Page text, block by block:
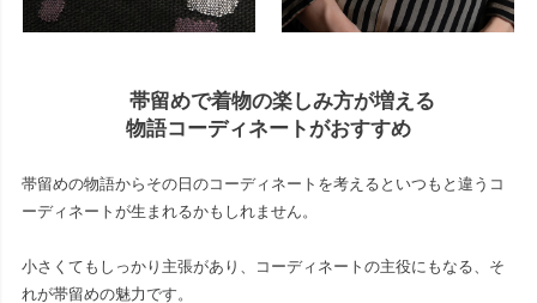
帯留めで着物の楽しみ方が増える
物語コーディネートがおすすめ
帯留めの物語からその日のコーディネートを考えるといつもと違うコ
ーディネートが生まれるかもしれません。
小さくてもしっかり主張があり、コーディネートの主役にもなる、そ
れが帯留めの魅力です。